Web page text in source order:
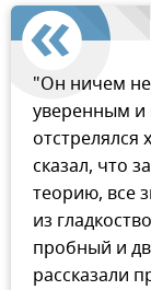
"Он ничем
уверенным
отстрелялся
сказал, что
теорию, все
из
пробный и
рассказали